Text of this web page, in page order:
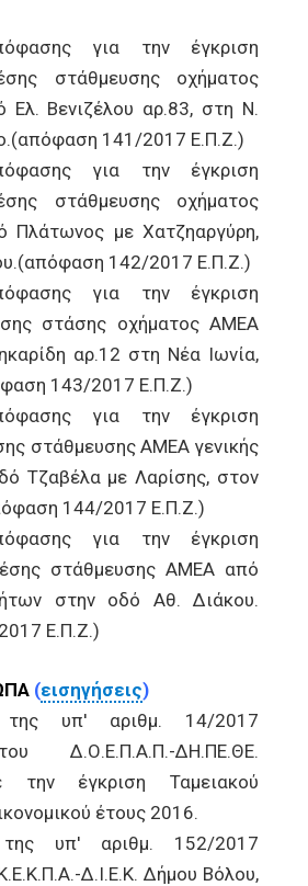
για την έγκριση
στάθμευσης οχήματος
Βενιζέλου αρ.83, στη Ν.
141/2017 Ε.Π.Ζ.)
για την έγκριση
στάθμευσης οχήματος
με Χατζηαργύρη,
142/2017 Ε.Π.Ζ.)
για την έγκριση
στάσης οχήματος ΑΜΕΑ
αρ.12 στη Νέα Ιωνία,
143/2017 Ε.Π.Ζ.)
για την έγκριση
στάθμευσης ΑΜΕΑ γενικής
Τζαβέλα με Λαρίσης, στον
144/2017 Ε.Π.Ζ.)
για την έγκριση
στάθμευσης ΑΜΕΑ από
στην οδό Αθ. Διάκου.
Ε.Π.Ζ.)
(εισηγήσεις)
υπ' αριθμ. 14/2017
Δ.Ο.Ε.Π.Α.Π.-ΔΗ.ΠΕ.ΘΕ.
την έγκριση Ταμειακού
έτους 2016.
υπ' αριθμ. 152/2017
Δ.Ι.Ε.Κ. Δήμου Βόλου,